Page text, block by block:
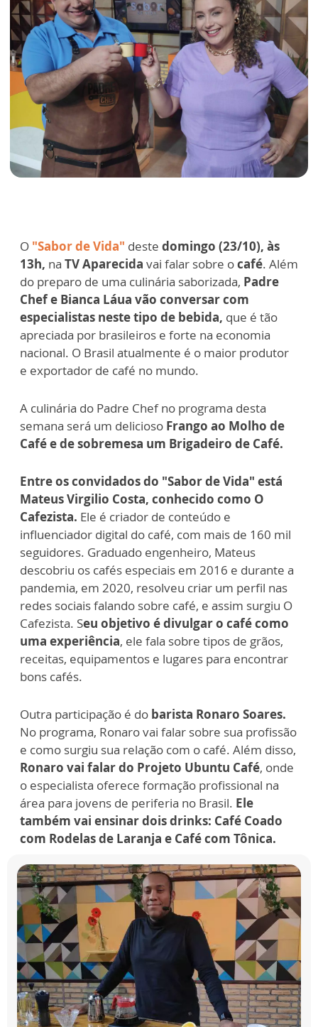
O "Sabor de Vida" deste domingo (23/10), às
13h, na TV Aparecida vai falar sobre ocafé. Além
do preparo de uma culinária saborizada, Padre
Chef e Bianca Láua vão conversar com
especialistas neste tipo de bebida, que é tão
apreciada por brasileiros e forte na economia
nacional. O Brasil atualmente é o maior produtor
e exportador de café no mundo.
A culinária do Padre Chef no programa desta
semana será um delicioso Frango ao Molho de
Café e de sobremesa um Brigadeiro de Café.
Entre os convidados do "Sabor de Vida" está
Mateus Virgilio Costa, conhecido como O
Cafezista. Ele é criador de conteúdo e
influenciador digital do café, com mais de 160 mil
seguidores. Graduado engenheiro, Mateus
descobriu os cafés especiais em 2016 e durante a
pandemia, em 2020, resolveu criar um perfil nas
redes sociais falando sobre café, e assim surgiu O
Cafezista. Seu objetivo é divulgar o café como
uma experiência, ele fala sobre tipos de grãos,
receitas, equipamentos e lugares para encontrar
bons cafés.
Outra participação é do barista Ronaro Soares.
No programa, Ronaro vai falar sobre sua profissão
e como surgiu sua relação com o café. Além disso,
Ronaro vai falar do Projeto Ubuntu Café, onde
o especialista oferece formação profissional na
área para jovens de periferia no Brasil. Ele
também vai ensinar dois drinks: Café Coado
com Rodelas de Laranja e Café com Tônica.